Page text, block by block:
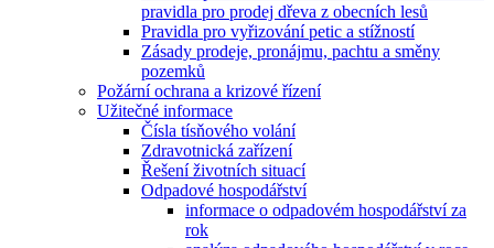
pravidla pro prodej dřeva z obecních lesů
Pravidla pro vyřizování petic a stížností
Zásady prodeje, pronájmu, pachtu a směny
pozemků
Požární ochrana a krizové řízení
Užitečné informace
Čísla tísňového volání
Zdravotnická zařízení
Řešení životních situací
Odpadové hospodářství
informace o odpadovém hospodářství za
rok